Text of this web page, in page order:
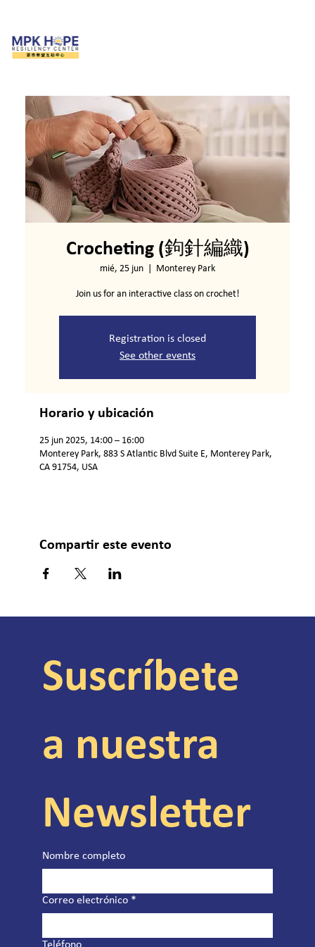
Crocheting (鉤針編織)
mié, 25 jun Monterey Park
Join us for an interactive class on crochet!
Registration is closed
See other events
Horario y ubicación
25 jun 2025, 14:00 – 16:00
Monterey Park, 883 S Atlantic Blvd Suite E, Monterey Park,
CA 91754, USA
Compartir este evento
Suscríbete
a nuestra
Newsletter
Nombre completo
Correo electrónico *